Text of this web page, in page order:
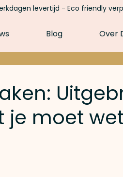
levertijd - Eco friendly
Blog Over
je moet